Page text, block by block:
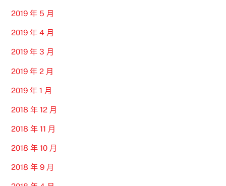
2019 年 5 月
2019 年 4 月
2019 年 3 月
2019 年 2 月
2019 年 1 月
2018 年 12 月
2018 年 11 月
2018 年 10 月
2018 年 9 月